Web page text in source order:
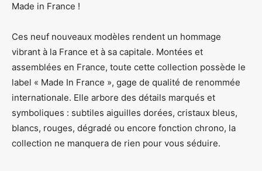
Made in France !
Ces neuf nouveaux modèles rendent un hommage
vibrant à la France et à sa capitale. Montées et
assemblées en France, toute cette collection possède le
label « Made In France », gage de qualité de renommée
internationale. Elle arbore des détails marqués et
symboliques : subtiles aiguilles dorées, cristaux bleus,
blancs, rouges, dégradé ou encore fonction chrono, la
collection ne manquera de rien pour vous séduire.